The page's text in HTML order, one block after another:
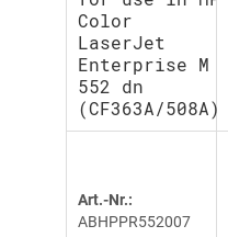
Color
LaserJet
Enterprise M
552 dn
(CF363A/508A)
Art.-Nr.:
ABHPPR552007